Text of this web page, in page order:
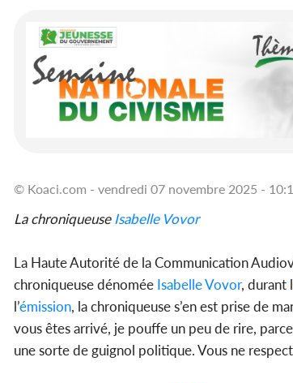
© Koaci.com - vendredi 07 novembre 2025 -
La chroniqueuse Isabelle Vovor
La Haute Autorité de la Communication
chroniqueuse dénomée Isabelle Vovor, durant
l’émission, la chroniqueuse s’en est prise de
vous êtes arrivé, je pouffe un peu de rire,
une sorte de guignol politique. Vous ne